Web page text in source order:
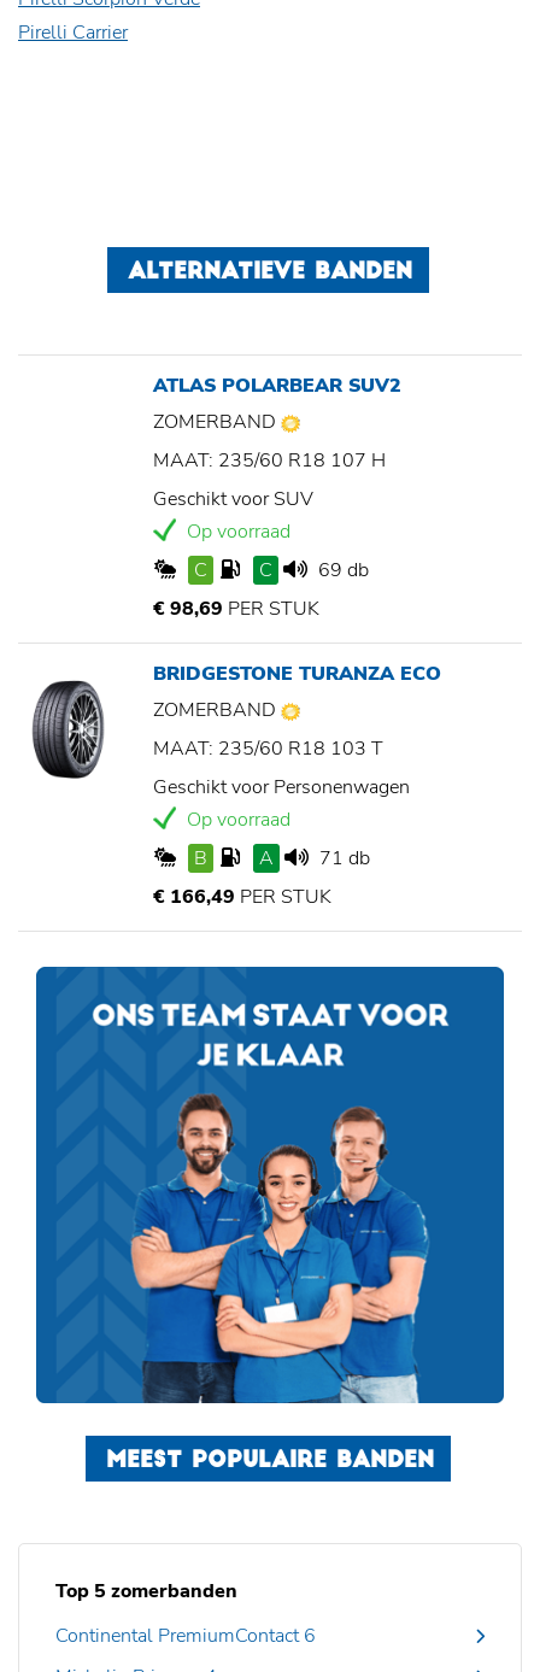
Pirelli Carrier
ALTERNATIEVE BANDEN
ATLAS POLARBEAR SUV2
ZOMERBAND
MAAT: 235/60 R18 107 H
Geschikt voor SUV
Op voorraad
C
C
69 db
€ 98,69 PER STUK
BRIDGESTONE TURANZA ECO
ZOMERBAND
MAAT: 235/60 R18 103 T
Geschikt voor Personenwagen
Op voorraad
B
A
71 db
€ 166,49 PER STUK
MEEST POPULAIRE BANDEN
Top 5 zomerbanden
Continental PremiumContact 6